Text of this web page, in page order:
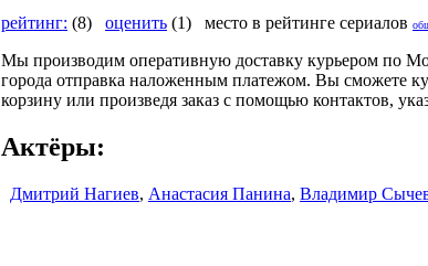
рейтинг: (8) оценить (1) место в рейтинге сериалов
Мы производим оперативную доставку курьером по
города отправка наложенным платежом. Вы сможете
корзину или произведя заказ с помощью контактов,
Актёры:
Дмитрий Нагиев, Анастасия Панина, Владимир